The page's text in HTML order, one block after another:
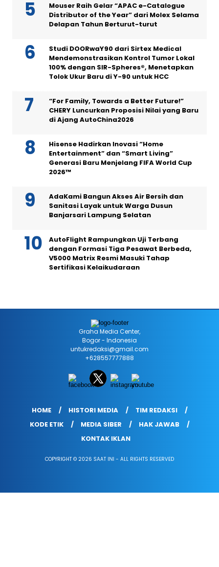
Mouser Raih Gelar “APAC e-Catalogue
Distributor of the Year” dari Molex Selama
Delapan Tahun Berturut-turut
Studi DOORwaY90 dari Sirtex Medical
Mendemonstrasikan Kontrol Tumor Lokal
100% dengan SIR-Spheres®, Menetapkan
Tolok Ukur Baru di Y-90 untuk HCC
“For Family, Towards a Better Future!”
CHERY Luncurkan Proposisi Nilai yang Baru
di Ajang AutoChina2026
Hisense Hadirkan Inovasi “Home
Entertainment” dan “Smart Living”
Generasi Baru Menjelang FIFA World Cup
2026™
AdaKami Bangun Akses Air Bersih dan
Sanitasi Layak untuk Warga Dusun
Banjarsari Lampung Selatan
AutoFlight Rampungkan Uji Terbang
dengan Formasi Tiga Pesawat Berbeda,
V5000 Matrix Resmi Masuki Tahap
Sertifikasi Kelaikudaraan
Graha Media Center,
Bogor - Indonesia
untukredaksi@gmail.com
+628557777888
HOME HISTORI MEDIA
TIM REDAKSI
KODE ETIK
MEDIA SIBER
HAK JAWAB
KONTAK IKLAN
COPYRIGHT © 2026 SAAT INI - ALL RIGHTS RESERVED